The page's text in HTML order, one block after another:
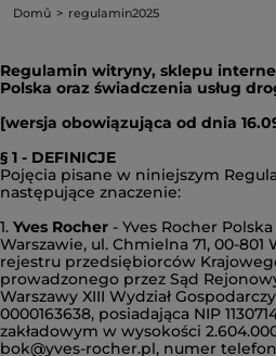
Domů regulamin2025
Regulamin witryny, sklepu
Polska oraz świadczenia usług
[wersja obowiązująca od dnia
§ 1 - DEFINICJE
Pojęcia pisane w niniejszym
następujące znaczenie:
1. Yves Rocher - Yves Rocher
Warszawie, ul. Chmielna 71, 00-801
rejestru przedsiębiorców
prowadzonego przez Sąd
Warszawy XIII Wydział
0000163638, posiadająca NIP
zakładowym w wysokości
bok@yves-rocher.pl, numer